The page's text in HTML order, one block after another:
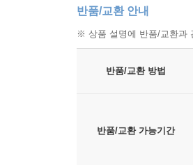
3기의 사회 안정에 주요
시진핑 정부가 ‘경제
조성’에서 ‘2050년까
3기 정부는 강대국 관계
새로운 공동체를 발
신흥경제국들과 다층
반품/교환 안내
※ 상품 설명에 반품/교환과
반품/교환 방법
반품/교환 가능기간